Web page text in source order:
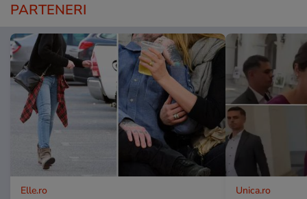
PARTENERI
Elle.ro Unica.ro